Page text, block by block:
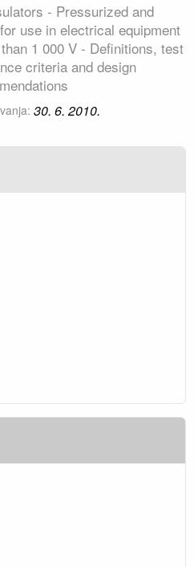
- Pressurized and
use in electrical equipment
1 000 V - Definitions, test
criteria and design
30. 6. 2010.